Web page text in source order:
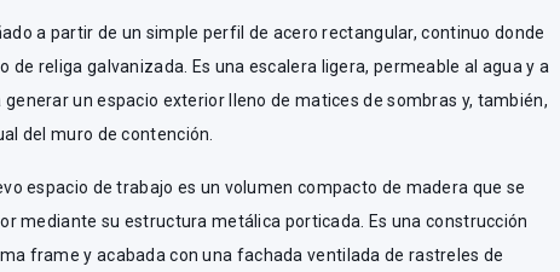
a partir de un simple perfil de acero rectangular, continuo donde
de religa galvanizada. Es una escalera ligera, permeable al agua y a
generar un espacio exterior lleno de matices de sombras y, también,
del muro de contención.
espacio de trabajo es un volumen compacto de madera que se
mediante su estructura metálica porticada. Es una construcción
frame y acabada con una fachada ventilada de rastreles de